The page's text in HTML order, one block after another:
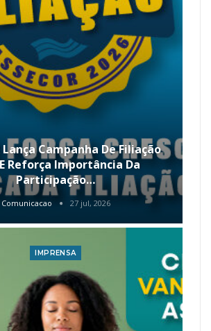
Lança Campanha De Filiação
Reforça Importância Da
Participação…
Comunicacao 27 jul, 2026
IMPRENSA